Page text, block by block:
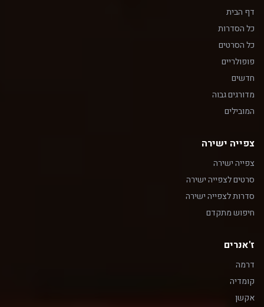
דף הבית
כל הסדרות
כל הסרטים
פופולריים
חדשים
מדורגים גבוה
המובילים
צפייה ישירה
צפייה ישירה
סרטים לצפייה ישירה
סדרות לצפייה ישירה
חיפוש מתקדם
ז'אנרים
דרמה
קומדיה
אקשן